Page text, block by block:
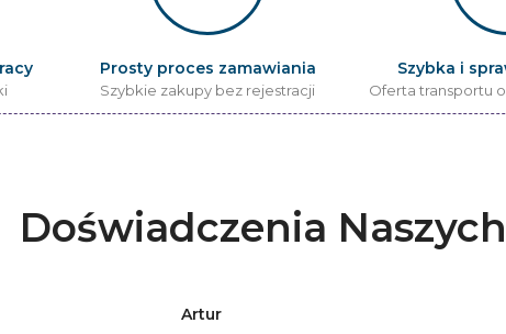
Prosty proces zamawiania
Szybkie zakupy bez rejestracji
Szybka i
Oferta transportu
Doświadczenia
Artur